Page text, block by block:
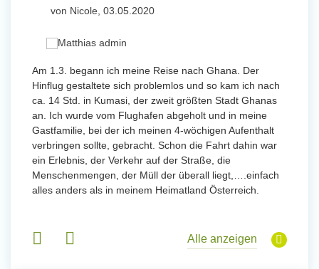
von Nicole, 03.05.2020
Am 1.3. begann ich meine Reise nach Ghana. Der
Hinflug gestaltete sich problemlos und so kam ich nach
ca. 14 Std. in Kumasi, der zweit größten Stadt Ghanas
an. Ich wurde vom Flughafen abgeholt und in meine
Gastfamilie, bei der ich meinen 4-wöchigen Aufenthalt
verbringen sollte, gebracht. Schon die Fahrt dahin war
ein Erlebnis, der Verkehr auf der Straße, die
Menschenmengen, der Müll der überall liegt,….einfach
alles anders als in meinem Heimatland Österreich.
Alle anzeigen